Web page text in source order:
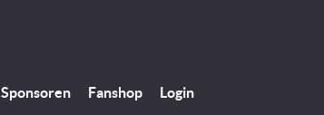
Sponsoren Fanshop Login